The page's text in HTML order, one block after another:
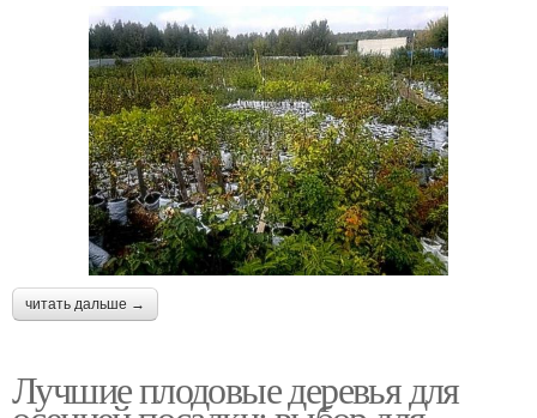
читать дальше →
Лучшие плодовые деревья для